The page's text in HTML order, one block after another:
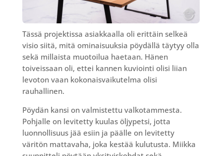
Tässä projektissa asiakkaalla oli erittäin selkeä
visio siitä, mitä ominaisuuksia pöydällä täytyy olla
sekä millaista muotoilua haetaan. Hänen
toiveissaan oli, ettei kannen kuviointi olisi liian
levoton vaan kokonaisvaikutelma olisi
rauhallinen.
Pöydän kansi on valmistettu valkotammesta.
Pohjalle on levitetty kuulas öljypetsi, jotta
luonnollisuus jää esiin ja päälle on levitetty
väritön mattavaha, joka kestää kulutusta. Miikka